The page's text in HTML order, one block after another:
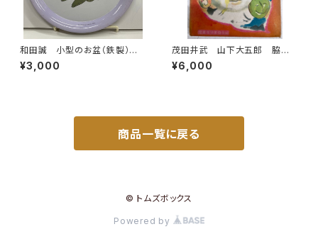
和田誠 小型のお盆（鉄製）直
径20センチ 昭和40年代？
¥3,000
茂田井武 山下大五郎 脇田
和 日本児童文学選 年刊第
二集 児童文学者協会 編 昭
¥6,000
商品一覧に戻る
© トムズボックス
Powered by